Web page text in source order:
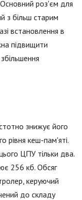
Основний роз'єм для
з більш старим
встановлення в
підвищити
знижує його
рівня кеш-пам'яті.
ЦПУ тільки два.
256 кб. Обсяг
керуючий
до складу